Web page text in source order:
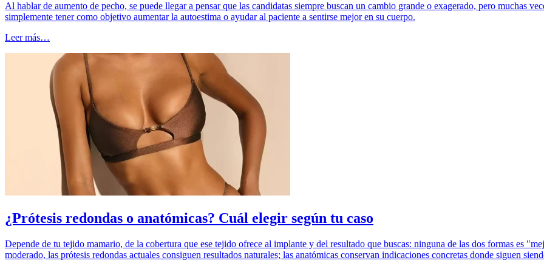
Al hablar de aumento de pecho, se puede llegar a pensar que las candidatas siempre buscan un cambio grande o exagerado, pero muchas
simplemente tener como objetivo aumentar la autoestima o ayudar al paciente a sentirse mejor en su cuerpo.
Leer más…
¿Prótesis redondas o anatómicas? Cuál elegir según tu caso
Depende de tu tejido mamario, de la cobertura que ese tejido ofrece al implante y del resultado que buscas: ninguna de las dos formas es
moderado, las prótesis redondas actuales consiguen resultados naturales; las anatómicas conservan indicaciones concretas donde siguen